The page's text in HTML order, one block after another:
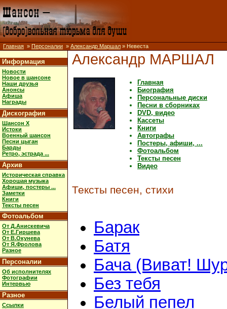
Главная » Персоналии » Александр Маршал » Невеста
Информация
Новости
Новое в шансоне
Наши друзья
Анонсы
Афиша
Награды
Дискография
Шансон X
Истоки
Военный шансон
Песни цыган
Барды
Ретро, эстрада ...
Архив
Историческая справка
Хорошая музыка
Афиши, постеры ...
Заметки
Книги
Тексты песен
Фотоальбом
От Д.Анискевича
От Е.Гиршева
От В.Окунева
От Я.Фролова
Разное
Персоналии
Об исполнителях
Фотографии
Интервью
Разное
Ссылки
Александр МАРШАЛ
Главная
Биография
Персональные диски
Песни в сборниках
DVD, видео
Кассеты
Книги
Автографы
Постеры, афиши, ...
Фотоальбом
Тексты песен
Видео
Тексты песен, стихи
Барак
Батя
Бача (Виват!
Без тебя
Белый пепел